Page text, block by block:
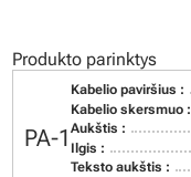
Produkto parinktys
PA-1
Kabelio paviršius :
Kabelio skersmuo :
Aukštis :
Ilgis :
Teksto aukštis :